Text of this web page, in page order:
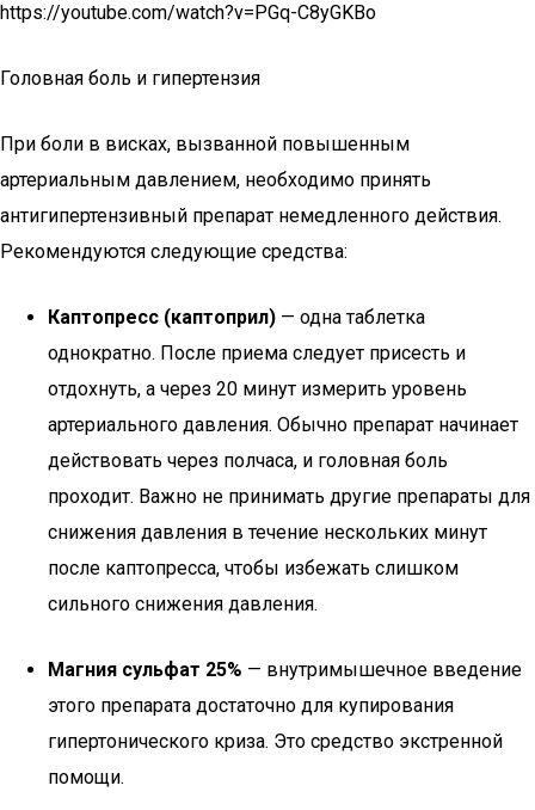
https://youtube.com/watch?v=PGq-C8yGKBo
Головная боль и гипертензия
При боли в висках, вызванной повышенным
артериальным давлением, необходимо принять
антигипертензивный препарат немедленного действия.
Рекомендуются следующие средства:
Каптопресс (каптоприл) — одна таблетка
однократно. После приема следует присесть и
отдохнуть, а через 20 минут измерить уровень
артериального давления. Обычно препарат начинает
действовать через полчаса, и головная боль
проходит. Важно не принимать другие препараты для
снижения давления в течение нескольких минут
после каптопресса, чтобы избежать слишком
сильного снижения давления.
Магния сульфат 25% — внутримышечное введение
этого препарата достаточно для купирования
гипертонического криза. Это средство экстренной
помощи.